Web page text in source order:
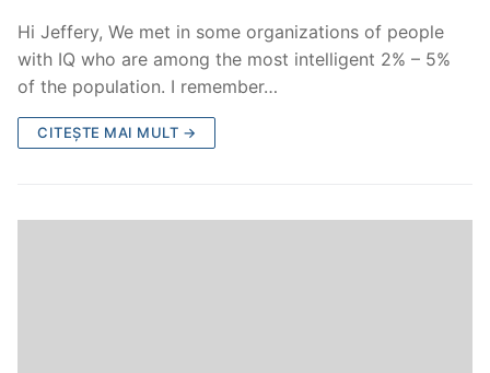
Hi Jeffery, We met in some organizations of people
with IQ who are among the most intelligent 2% – 5%
of the population. I remember…
CITEȘTE MAI MULT →